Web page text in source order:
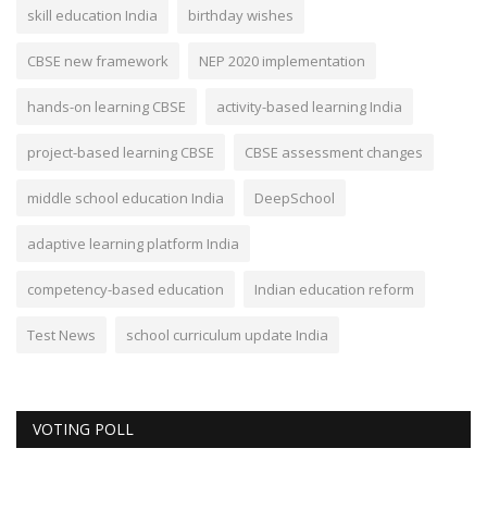
skill education India birthday wishes
CBSE new framework NEP 2020 implementation
hands-on learning CBSE activity-based learning India
project-based learning CBSE CBSE assessment changes
middle school education India DeepSchool
adaptive learning platform India
competency-based education Indian education reform
Test News school curriculum update India
VOTING POLL